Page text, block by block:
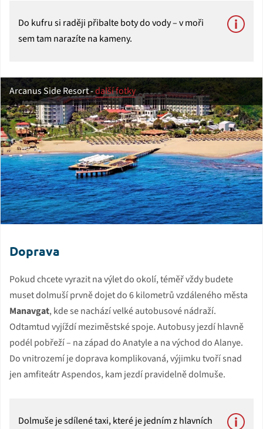
Do kufru si raději přibalte boty do vody – v moři
sem tam narazíte na kameny.
Arcanus Side Resort -další fotky
Doprava
Pokud chcete vyrazit na výlet do okolí, téměř vždy budete
muset dolmuší prvně dojet do 6 kilometrů vzdáleného města
Manavgat, kde se nachází velké autobusové nádraží.
Odtamtud vyjíždí meziměstské spoje. Autobusy jezdí hlavně
podél pobřeží – na západ do Anatyle a na východ do Alanye.
Do vnitrozemí je doprava komplikovaná, výjimku tvoří snad
jen amfiteátr Aspendos, kam jezdí pravidelně dolmuše.
Dolmuše je sdílené taxi, které je jedním z hlavních